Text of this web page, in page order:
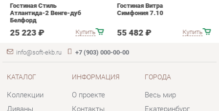
КАТАЛОГ
Коллекции
Диваны
Кресла
Кровати
ИНФОРМАЦИЯ
О проекте
Контакты
Дизайн
Доставка и Оплата
ГОРОДА
Весь мир